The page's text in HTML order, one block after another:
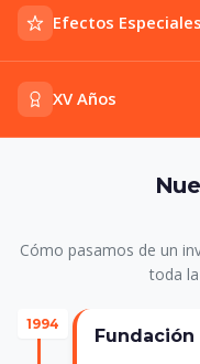
Efectos Especiales
XV Años
Cómo pasamos de un
toda
1994
Fundación